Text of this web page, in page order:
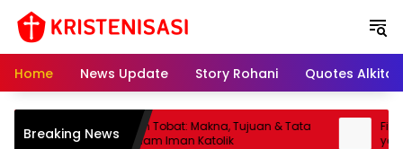
Home News Update Story Rohani Quotes Alkitab
Breaking NewsSakramen Tobat: Makna, Tujuan & Tata
Cara dalam Iman Katolik
yang